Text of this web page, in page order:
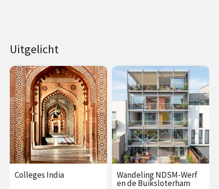
Uitgelicht
Colleges India Wandeling NDSM-Werf
en de Buiksloterham